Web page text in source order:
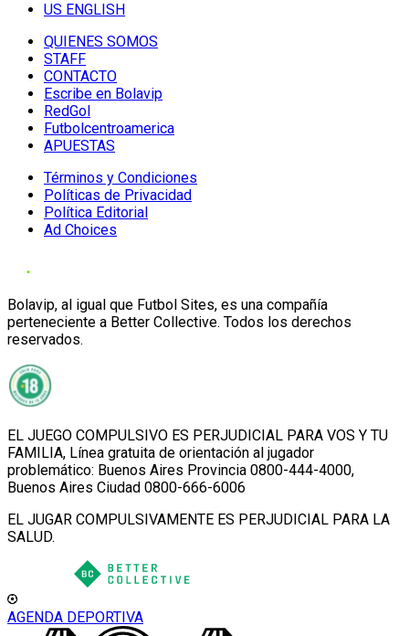
US ENGLISH
QUIENES SOMOS
STAFF
CONTACTO
Escribe en Bolavip
RedGol
Futbolcentroamerica
APUESTAS
Términos y Condiciones
Políticas de Privacidad
Política Editorial
Ad Choices
Bolavip, al igual que Futbol Sites, es una compañía
perteneciente a Better Collective. Todos los derechos
reservados.
EL JUEGO COMPULSIVO ES PERJUDICIAL PARA VOS Y TU
FAMILIA, Línea gratuita de orientación al jugador
problemático: Buenos Aires Provincia 0800-444-4000,
Buenos Aires Ciudad 0800-666-6006
EL JUGAR COMPULSIVAMENTE ES PERJUDICIAL PARA LA
SALUD.
AGENDA DEPORTIVA